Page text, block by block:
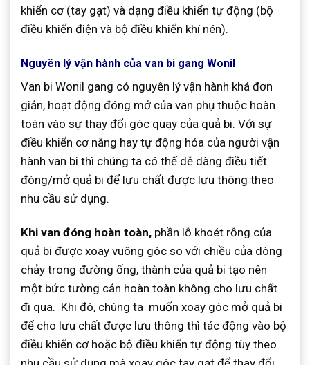
khiển cơ (tay gạt) và dạng điều khiển tự động (bộ
điều khiển điện và bộ điều khiển khí nén).
Nguyên lý vận hành của van bi gang Wonil
Van bi Wonil gang có nguyên lý vận hành khá đơn
giản, hoạt động đóng mở của van phụ thuộc hoàn
toàn vào sự thay đổi góc quay của quả bi. Với sự
điều khiển cơ năng hay tự động hóa của người vận
hành van bi thì chúng ta có thể dễ dàng điều tiết
đóng/mở quả bi để lưu chất được lưu thông theo
nhu cầu sử dụng.
Khi van đóng hoàn toàn, phần lỗ khoét rỗng của
quả bi được xoay vuông góc so với chiều của dòng
chảy trong đường ống, thành của quả bi tạo nên
một bức tường cản hoàn toàn không cho lưu chất
đi qua. Khi đó, chúng ta muốn xoay góc mở quả bi
để cho lưu chất được lưu thông thì tác động vào bộ
điều khiển cơ hoặc bộ điều khiển tự động tùy theo